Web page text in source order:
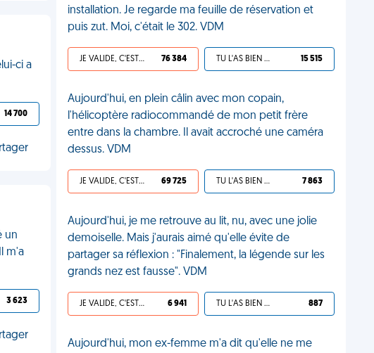
ci a
14 700
un
m'a
3 623
installation. Je regarde ma feuille de réservation et
puis zut. Moi, c'était le 302. VDM
JE VALIDE, C'EST UNE VDM 76 384 TU L'AS BIEN MÉRITÉ 15 515
Aujourd'hui, en plein câlin avec mon copain,
l'hélicoptère radiocommandé de mon petit frère
entre dans la chambre. Il avait accroché une caméra
dessus. VDM
JE VALIDE, C'EST UNE VDM 69 725 TU L'AS BIEN MÉRITÉ 7 863
Aujourd'hui, je me retrouve au lit, nu, avec une jolie
demoiselle. Mais j'aurais aimé qu'elle évite de
partager sa réflexion : "Finalement, la légende sur les
grands nez est fausse". VDM
JE VALIDE, C'EST UNE VDM 6 941 TU L'AS BIEN MÉRITÉ 887
Aujourd'hui, mon ex-femme m'a dit qu'elle ne me